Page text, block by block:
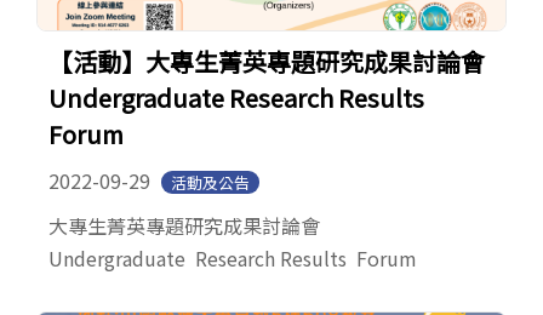
【活動】大專生菁英專題研究成果討論會
Undergraduate Research Results
Forum
2022-09-29 活動及公告
大專生菁英專題研究成果討論會
Undergraduate Research Results Forum